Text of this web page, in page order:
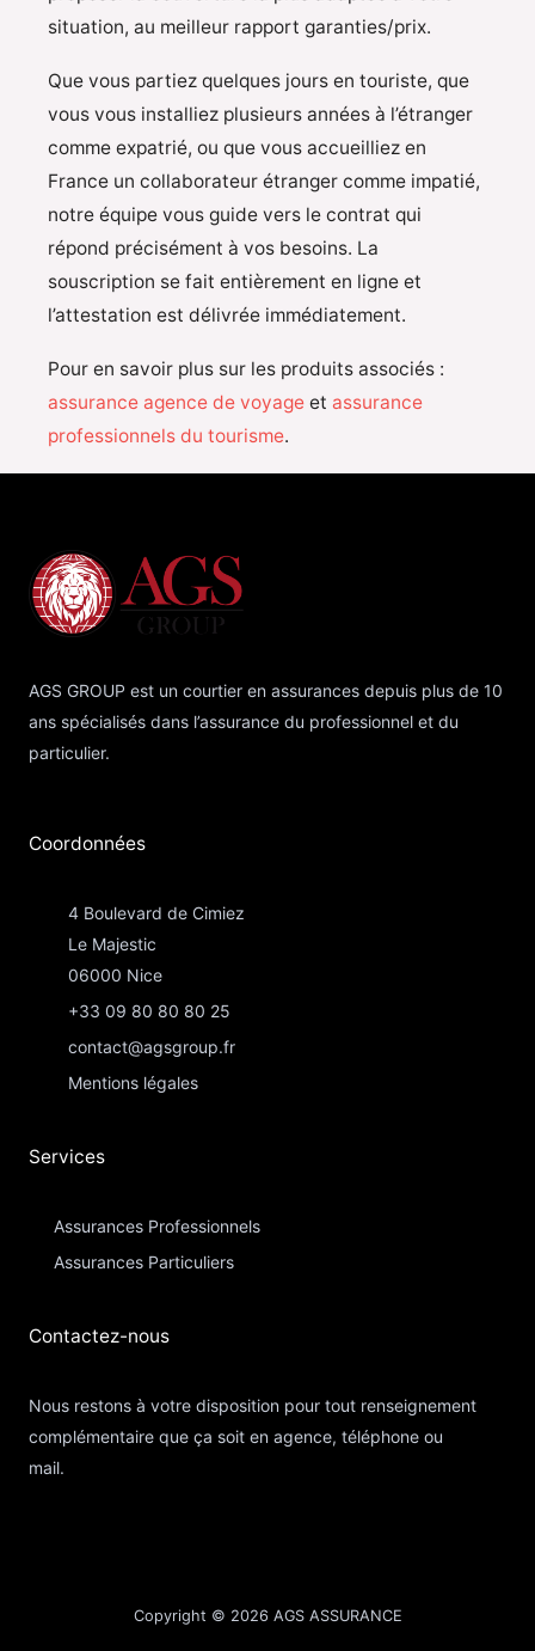
situation, au meilleur rapport garanties/prix.
Que vous partiez quelques jours en touriste, que
vous vous installiez plusieurs années à l’étranger
comme expatrié, ou que vous accueilliez en
France un collaborateur étranger comme impatié,
notre équipe vous guide vers le contrat qui
répond précisément à vos besoins. La
souscription se fait entièrement en ligne et
l’attestation est délivrée immédiatement.
Pour en savoir plus sur les produits associés :
assurance agence de voyage et assurance
professionnels du tourisme.
AGS GROUP est un courtier en assurances depuis plus de 10
ans spécialisés dans l’assurance du professionnel et du
particulier.
Coordonnées​
4 Boulevard de Cimiez
Le Majestic
06000 Nice
+33 09 80 80 80 25
contact@agsgroup.fr
Mentions légales
Services
Assurances Professionnels
Assurances Particuliers​
Contactez-nous​
Nous restons à votre disposition pour tout renseignement
complémentaire que ça soit en agence, téléphone ou
mail.
Copyright © 2026 AGS ASSURANCE